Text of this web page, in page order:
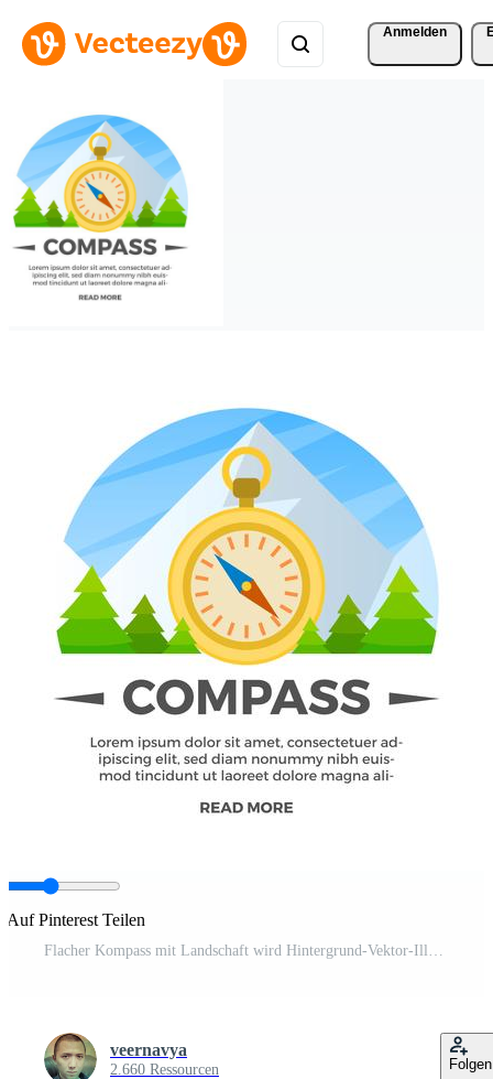
Anmelden
Auf Pinterest Teilen
Flacher Kompass mit Landschaft wird Hintergrund-Vektor-Illustration deutlich Pro-Vektor und Pro-SVG
veernavya
2.660 Ressourcen Folgen